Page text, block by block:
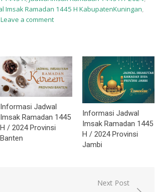
Imsak Ramadan 1445 H KabupatenKuningan,
Leave a comment
Informasi Jadwal
Imsak Ramadan 1445
H / 2024 Provinsi
Banten
Informasi Jadwal
Imsak Ramadan 1445
H / 2024 Provinsi
Jambi
Next Post